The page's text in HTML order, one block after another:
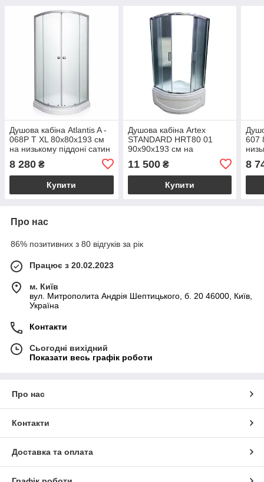
Душова кабіна Atlantis A -
068P T XL 80х80х193 см
на низькому піддоні сатин
матове скло розсувні двері
8 280 ₴
Купити
Душова кабіна Artex
STANDARD HRT80 01
90х90х193 см на
глибокому піддоні матове
скло розсувні двері
11 500₴
Купити
607
8
Про нас
86% позитивних з 80 відгуків за рік
Працює з 20.02.2023
м. Київ
вул. Митрополита Андрія Шептицького, б. 20 46000, Київ,
Україна
Контакти
Сьогодні вихідний
Показати весь графік роботи
Про нас
Контакти
Доставка та оплата